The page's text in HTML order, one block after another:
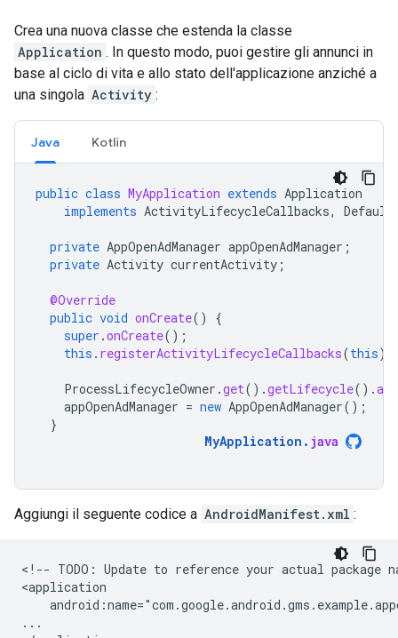
Crea una nuova classe che estenda la classe
Application . In questo modo, puoi gestire gli annunci in
base al ciclo di vita e allo stato dell'applicazione anziché a
una singola Activity :
Java Kotlin
public class MyApplication extends Application
implements ActivityLifecycleCallbacks,
private AppOpenAdManager appOpenAdManager ;
private Activity currentActivity ;
@Override
public void onCreate()
{
super .onCreate();
this . registerActivityLifecycleCallbacks(this);
ProcessLifecycleOwner .get().getLifecycle().
appOpenAdManager = new AppOpenAdManager();
}
MyApplication . java
Aggiungi il seguente codice a AndroidManifest.xml :
<!-- TODO: Update to reference your actual package
...